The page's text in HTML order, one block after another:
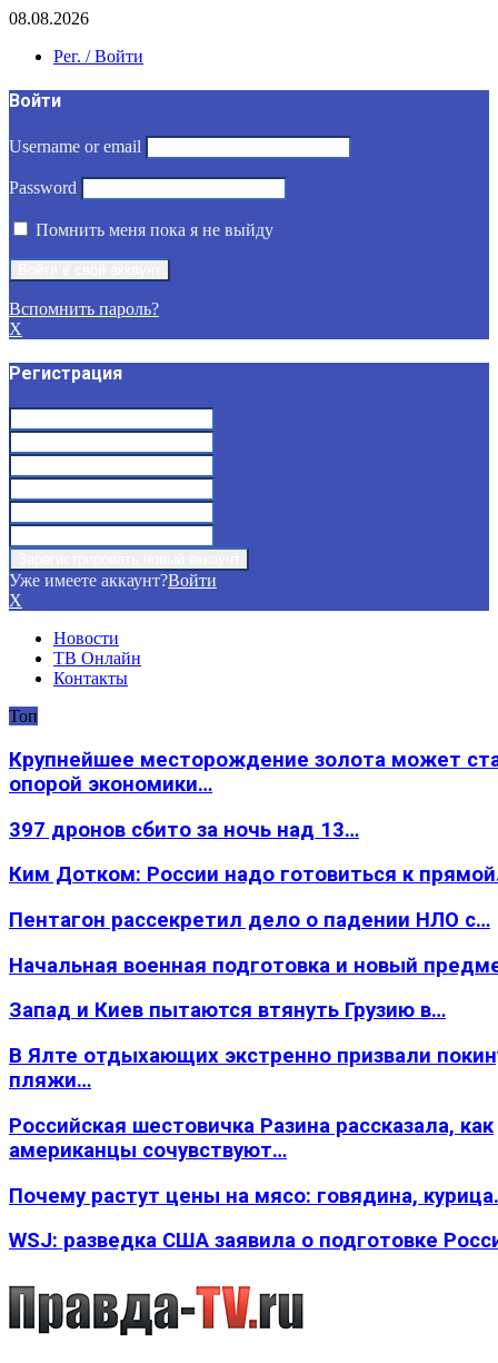
08.08.2026
Рег. / Войти
Войти
Username or email
Password
Помнить меня пока я не выйду
Вспомнить пароль?
X
Регистрация
Уже имеете аккаунт?Войти
X
Новости
ТВ Онлайн
Контакты
Топ
Крупнейшее месторождение золота может
опорой экономики…
397 дронов сбито за ночь над 13…
Ким Дотком: России надо готовиться к
Пентагон рассекретил дело о падении НЛО с…
Начальная военная подготовка и новый
Запад и Киев пытаются втянуть Грузию в…
В Ялте отдыхающих экстренно призвали
пляжи…
Российская шестовичка Разина рассказала, как
американцы сочувствуют…
Почему растут цены на мясо: говядина,
WSJ: разведка США заявила о подготовке